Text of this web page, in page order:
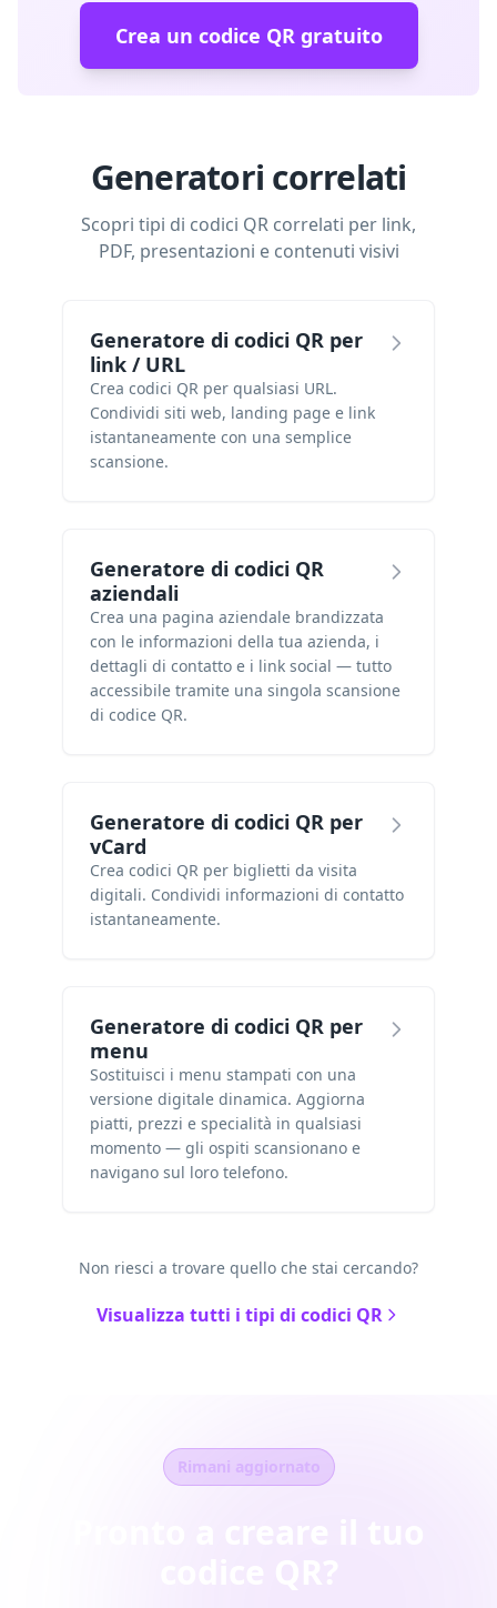
Crea un codice QR gratuito
Generatori correlati
Scopri tipi di codici QR correlati per link,
PDF, presentazioni e contenuti visivi
Generatore di codici QR per
link / URL
Crea codici QR per qualsiasi URL.
Condividi siti web, landing page e link
istantaneamente con una semplice
scansione.
Generatore di codici QR
aziendali
Crea una pagina aziendale brandizzata
con le informazioni della tua azienda, i
dettagli di contatto e i link social — tutto
accessibile tramite una singola scansione
di codice QR.
Generatore di codici QR per
vCard
Crea codici QR per biglietti da visita
digitali. Condividi informazioni di contatto
istantaneamente.
Generatore di codici QR per
menu
Sostituisci i menu stampati con una
versione digitale dinamica. Aggiorna
piatti, prezzi e specialità in qualsiasi
momento — gli ospiti scansionano e
navigano sul loro telefono.
Non riesci a trovare quello che stai cercando?
Visualizza tutti i tipi di codici QR
Rimani aggiornato